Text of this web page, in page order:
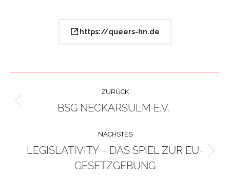
https://queers-hn.de
NAVIGATION
ZURÜCK
Previous
BSG NECKARSULM E.V.
NÄCHSTES
Next
project:
LEGISLATIVITY – DAS SPIEL ZUR EU-
GESETZGEBUNG